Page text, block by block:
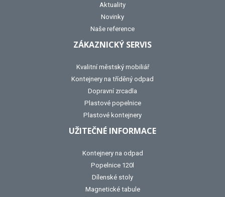
Aktuality
Novinky
Naše reference
ZÁKAZNICKÝ SERVIS
Kvalitní městský mobiliář
Kontejnery na tříděný odpad
Dopravní zrcadla
Plastové popelnice
Plastové kontejnery
UŽITEČNÉ INFORMACE
Kontejnery na odpad
Popelnice 120l
Dílenské stoly
Magnetické tabule